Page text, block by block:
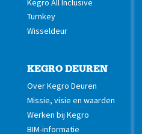
Turnkey
Wisseldeur
KEGRO DEUREN
Over Kegro Deuren
Missie, visie en waarden
Werken bij Kegro
BIM-informatie